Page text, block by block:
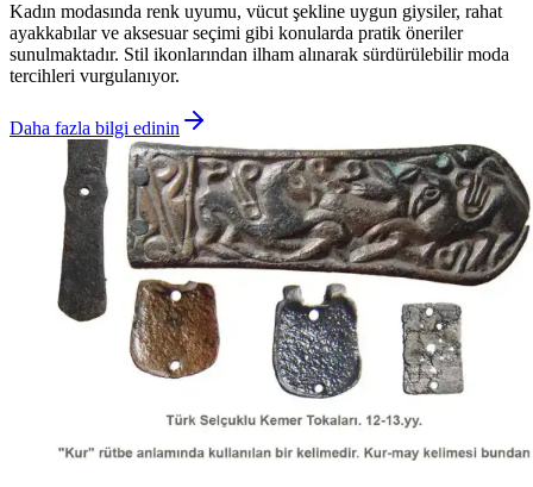
Kadın modasında renk uyumu, vücut şekline uygun giysiler, rahat
ayakkabılar ve aksesuar seçimi gibi konularda pratik öneriler
sunulmaktadır. Stil ikonlarından ilham alınarak sürdürülebilir moda
tercihleri vurgulanıyor.
Daha fazla bilgi edinin